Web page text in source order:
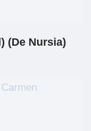
(De Nursia)